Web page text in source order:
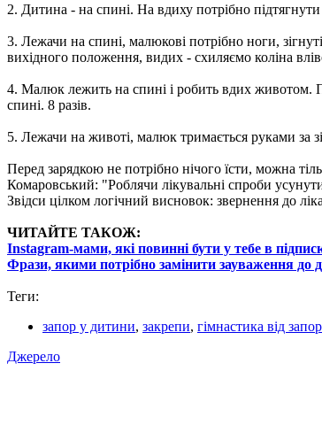
2. Дитина - на спині. На вдиху потрібно
3. Лежачи на спині, малюкові потрібно ноги,
вихідного положення, видих - схиляємо коліна
4. Малюк лежить на спині і робить вдих животом.
спині. 8 разів.
5. Лежачи на животі, малюк тримається руками за
Перед зарядкою не потрібно нічого їсти, можна
Комаровський: "Роблячи лікувальні спроби
Звідси цілком логічний висновок: звернення до
ЧИТАЙТЕ ТАКОЖ:
Instagram-мами, які повинні бути у тебе в
Фрази, якими потрібно замінити зауваження до
Теги:
запор у дитини, закрепи, гімнастика від
Джерело